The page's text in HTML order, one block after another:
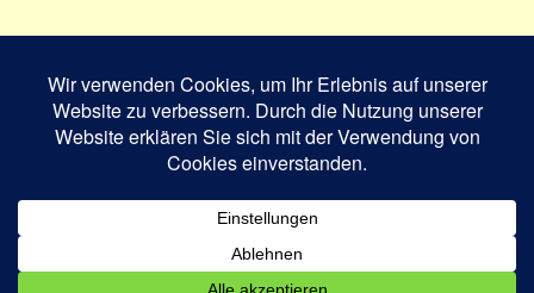
sind das Eigentum des jeweiligen Verlages bzw.
Schriftstellers und dienen nur zur
Veranschaulichung.
Book Rev Litepowered byWordPress